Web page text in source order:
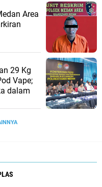
Area
29 Kg
Vape;
dalam